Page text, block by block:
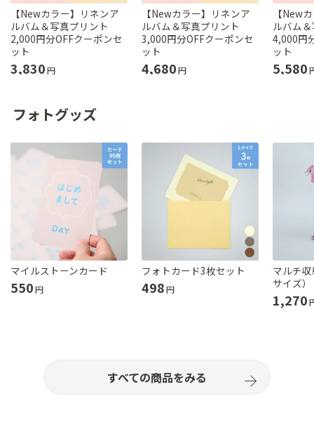
【Newカラー】リネンア
ルバム＆写真プリント
2,000円分OFFクーポンセ
ット
3,830円
【Newカラー】リネンア
ルバム＆写真プリント
3,000円分OFFクーポンセ
ット
4,680円
【New
ルバム
4,000円
ット
5,580
フォトグッズ
マイルストーンカード
550円
フォトカード3枚セット
498円
マルチ
サイズ）
1,270
すべての商品をみる